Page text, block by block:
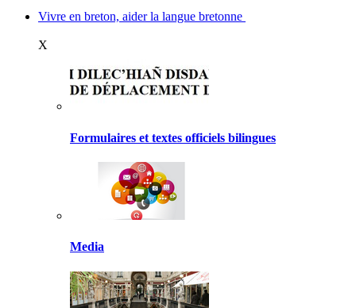
Vivre en breton, aider la langue bretonne
X
Formulaires et textes officiels bilingues
Media